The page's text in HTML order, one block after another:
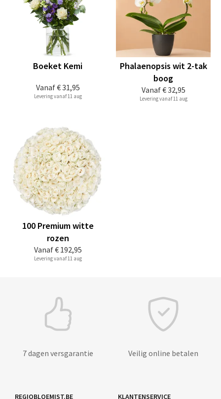
Vanaf€ 31,95
Boeket Kemi
Levering vanaf 11 aug
Vanaf€ 32,95
Phalaenopsis wit 2-tak
boog
Levering vanaf 11 aug
Vanaf€ 192,95
100 Premium witte
rozen
Levering vanaf 11 aug
7 dagen versgarantie Veilig online betalen
REGIOBLOEMIST.BE KLANTENSERVICE